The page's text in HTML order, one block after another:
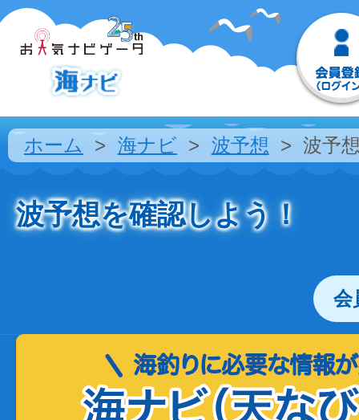
ホーム 海ナビ 波予想 波予
波予想を確認しよう！
会